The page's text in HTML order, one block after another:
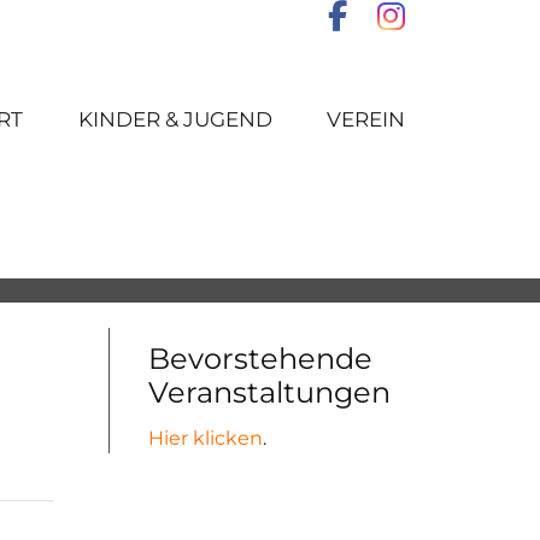
KINDER & JUGEND VEREIN
Bevorstehende
Veranstaltungen
Hier klicken.